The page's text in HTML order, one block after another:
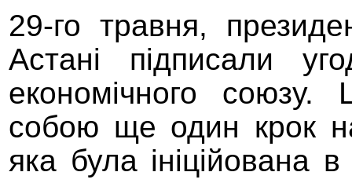
29-го травня,
Астані підписали
економічного союзу.
собою ще один крок на
яка була ініційована